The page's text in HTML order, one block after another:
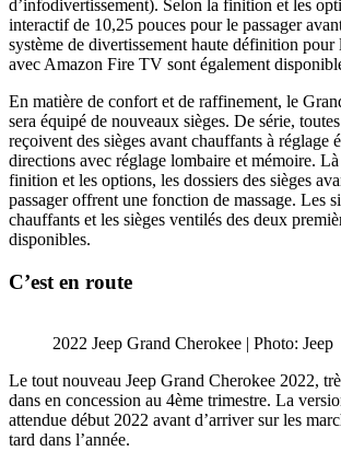
d’infodivertissement). Selon la finition et les
interactif de 10,25 pouces pour le passager
système de divertissement haute définition pour
avec Amazon Fire TV sont également
En matière de confort et de raffinement, le
sera équipé de nouveaux sièges. De série,
reçoivent des sièges avant chauffants à réglage
directions avec réglage lombaire et mémoire.
finition et les options, les dossiers des sièges
passager offrent une fonction de massage. Les
chauffants et les sièges ventilés des deux
disponibles.
C’est en route
2022 Jeep Grand Cherokee | Photo: Jeep
Le tout nouveau Jeep Grand Cherokee 2022,
dans en concession au 4ème trimestre. La
attendue début 2022 avant d’arriver sur les
tard dans l’année.